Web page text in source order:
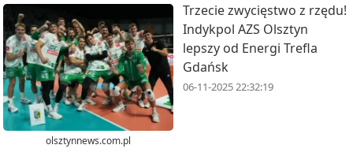
olsztynnews.com.pl
Trzecie zwycięstwo z rzędu!
Indykpol AZS Olsztyn
lepszy od Energi Trefla
Gdańsk
06-11-2025 22:32:19